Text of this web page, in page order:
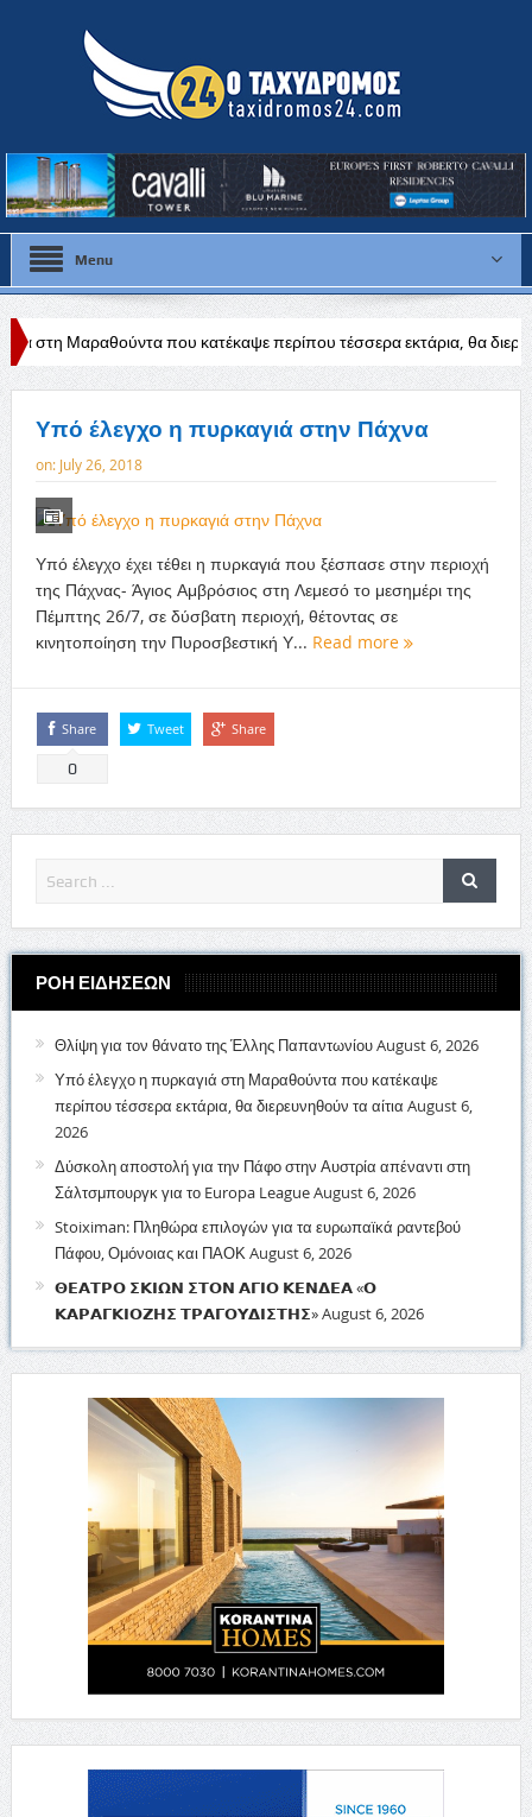
Menu
που κατέκαψε περίπου τέσσερα εκτάρια, θα διερευνηθούν τα
Υπό έλεγχο η πυρκαγιά στην Πάχνα
on: July 26, 2018
Υπό έλεγχο έχει τέθει η πυρκαγιά που ξέσπασε στην περιοχή
της Πάχνας- Άγιος Αμβρόσιος στη Λεμεσό το μεσημέρι της
Πέμπτης 26/7, σε δύσβατη περιοχή, θέτοντας σε
κινητοποίηση την Πυροσβεστική Υ... Read more
Share
0
Tweet Share
ΡΟΗ ΕΙΔΗΣΕΩΝ
Θλίψη για τον θάνατο της Έλλης ΠαπαντωνίουAugust 6, 2026
Υπό έλεγχο η πυρκαγιά στη Μαραθούντα που κατέκαψε
περίπου τέσσερα εκτάρια, θα διερευνηθούν τα αίτια August 6,
2026
Δύσκολη αποστολή για την Πάφο στην Αυστρία απέναντι στη
Σάλτσμπουργκ για το Europa LeagueAugust 6, 2026
Stoiximan: Πληθώρα επιλογών για τα ευρωπαϊκά ραντεβού
Πάφου, Ομόνοιας και ΠΑΟΚ August 6, 2026
𝝝𝝚𝝖𝝩𝝦𝝤 𝝨𝝟𝝞𝝮𝝢 𝝨𝝩𝝤𝝢 𝝖𝝘𝝞𝝤 𝝟𝝚𝝢𝝙𝝚𝝖 «𝝤
𝝟𝝖𝝦𝝖𝝘𝝟𝝞𝝤𝝛𝝜𝝨 𝝩𝝦𝝖𝝘𝝤𝝪𝝙𝝞𝝨𝝩𝝜𝝨»August 6, 2026